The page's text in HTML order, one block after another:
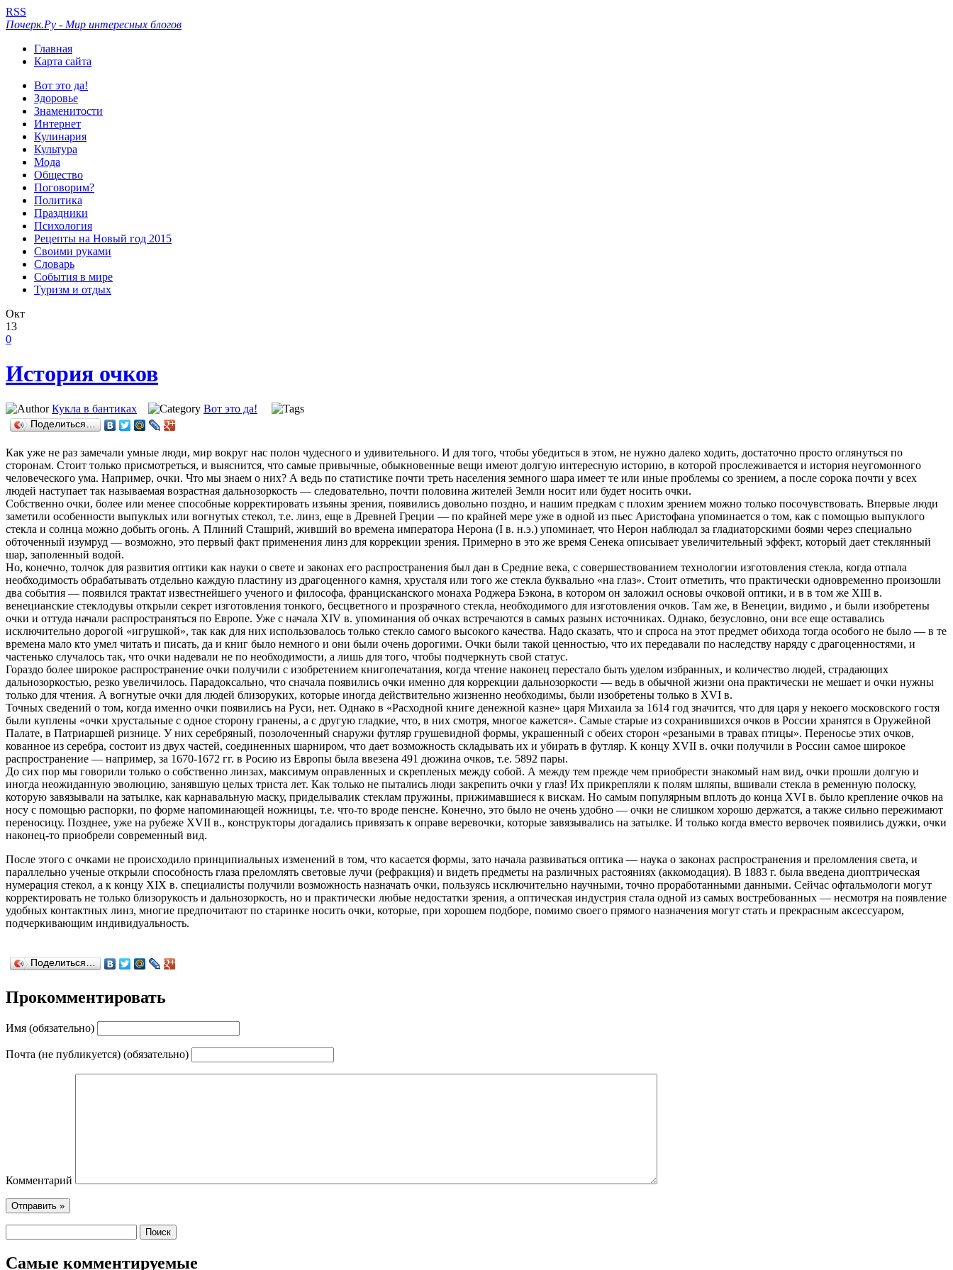
RSS
Почерк.Ру - Мир интересных блогов
Главная
Карта сайта
Вот это да!
Здоровье
Знаменитости
Интернет
Кулинария
Культура
Мода
Общество
Поговорим?
Политика
Праздники
Психология
Рецепты на Новый год 2015
Своими руками
Словарь
События в мире
Туризм и отдых
Окт
13
0
История очков
Кукла в бантиках Вот это да!
Поделиться…
Как уже не раз замечали умные люди, мир вокруг нас полон чудесного и удивительного. И для того, чтобы убедиться в этом, не нужно далеко ходить, достаточно просто оглянуться по
сторонам. Стоит только присмотреться, и выяснится, что самые привычные, обыкновенные вещи имеют долгую интересную историю, в которой прослеживается и история неугомонного
человеческого ума. Например, очки. Что мы знаем о них? А ведь по статистике почти треть населения земного шара имеет те или иные проблемы со зрением, а после сорока почти у всех
людей наступает так называемая возрастная дальнозоркость — следовательно, почти половина жителей Земли носит или будет носить очки.
Собственно очки, более или менее способные корректировать изъяны зрения, появились довольно поздно, и нашим предкам с плохим зрением можно только посочувствовать. Впервые люди
заметили особенности выпуклых или вогнутых стекол, т.е. линз, еще в Древней Греции — по крайней мере уже в одной из пьес Аристофана упоминается о том, как с помощью выпуклого
стекла и солнца можно добыть огонь. А Плиний Сташрий, живший во времена императора Нерона (I в. н.э.) упоминает, что Нерон наблюдал за гладиаторскими боями через специально
обточенный изумруд — возможно, это первый факт применения линз для коррекции зрения. Примерно в это же время Сенека описывает увеличительный эффект, который дает стеклянный
шар, заполенный водой.
Но, конечно, толчок для развития оптики как науки о свете и законах его распространения был дан в Средние века, с совершествованием технологии изготовления стекла, когда отпала
необходимость обрабатывать отдельно каждую пластину из драгоценного камня, хрусталя или того же стекла буквально «на глаз». Стоит отметить, что практически одновременно произошли
два события — появился трактат известнейшего ученого и философа, францисканского монаха Роджера Бэкона, в котором он заложил основы очковой оптики, и в в том же XIII в.
венецианские стеклодувы открыли секрет изготовления тонкого, бесцветного и прозрачного стекла, необходимого для изготовления очков. Там же, в Венеции, видимо , и были изобретены
очки и оттуда начали распространяться по Европе. Уже с начала XIV в. упоминания об очках встречаются в самых разынх источниках. Однако, безусловно, они все еще оставались
исключительно дорогой «игрушкой», так как для них использовалось только стекло самого высокого качества. Надо сказать, что и спроса на этот предмет обихода тогда особого не было — в те
времена мало кто умел читать и писать, да и книг было немного и они были очень дорогими. Очки были такой ценностью, что их передавали по наследству наряду с драгоценностями, и
частенько случалось так, что очки надевали не по необходимости, а лишь для того, чтобы подчеркнуть свой статус.
Гораздо более широкое распространение очки получили с изобретением книгопечатания, когда чтение наконец перестало быть уделом избранных, и количество людей, страдающих
дальнозоркостью, резко увеличилось. Парадоксально, что сначала появились очки именно для коррекции дальнозоркости — ведь в обычной жизни она практически не мешает и очки нужны
только для чтения. А вогнутые очки для людей близоруких, которые иногда действительно жизненно необходимы, были изобретены только в XVI в.
Точных сведений о том, когда именно очки появились на Руси, нет. Однако в «Расходной книге денежной казне» царя Михаила за 1614 год значится, что для царя у некоего московского гостя
были куплены «очки хрустальные с одное сторону гранены, а с другую гладкие, что, в них смотря, многое кажется». Самые старые из сохранившихся очков в России хранятся в Оружейной
Палате, в Патриаршей ризнице. У них серебряный, позолоченный снаружи футляр грушевидной формы, украшенный с обеих сторон «резаными в травах птицы». Переносье этих очков,
кованное из серебра, состоит из двух частей, соединенных шарниром, что дает возможность складывать их и убирать в футляр. К концу XVII в. очки получили в России самое широкое
распространение — например, за 1670-1672 гг. в Росию из Европы была ввезена 491 дюжина очков, т.е. 5892 пары.
До сих пор мы говорили только о собственно линзах, максимум оправленных и скрепленых между собой. А между тем прежде чем приобрести знакомый нам вид, очки прошли долгую и
иногда неожиданную эволюцию, занявшую целых триста лет. Как только не пытались люди закрепить очки у глаз! Их прикрепляли к полям шляпы, вшивали стекла в ременную полоску,
которую завязывали на затылке, как карнавальную маску, приделывалик стеклам пружины, прижимавшиеся к вискам. Но самым популярным вплоть до конца XVI в. было крепление очков на
носу с помощью распорки, по форме напоминающей ножницы, т.е. что-то вроде пенсне. Конечно, это было не очень удобно — очки не слишком хорошо держатся, а также сильно пережимают
переносицу. Позднее, уже на рубеже XVII в., конструкторы догадались привязать к оправе веревочки, которые завязывались на затылке. И только когда вместо вервочек появились дужки, очки
наконец-то приобрели современный вид.
После этого с очками не происходило принципиальных изменений в том, что касается формы, зато начала развиваться оптика — наука о законах распространения и преломления света, и
параллельно ученые открыли способность глаза преломлять световые лучи (рефракция) и видеть предметы на различных растояниях (аккомодация). В 1883 г. была введена диоптрическая
нумерация стекол, а к концу XIX в. специалисты получили возможность назначать очки, пользуясь исключительно научными, точно проработанными данными. Сейчас офтальмологи могут
корректировать не только близорукость и дальнозоркость, но и практически любые недостатки зрения, а оптическая индустрия стала одной из самых востребованных — несмотря на появление
удобных контактных линз, многие предпочитают по старинке носить очки, которые, при хорошем подборе, помимо своего прямого назначения могут стать и прекрасным аксессуаром,
подчеркивающим индивидуальность.
Поделиться…
Прокомментировать
Имя (обязательно)
Почта (не публикуется) (обязательно)
Комментарий
Самые комментируемые